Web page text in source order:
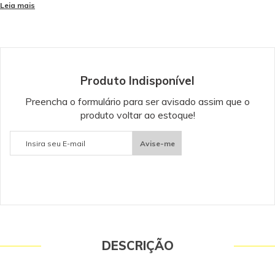
segurança do equipamento e do operador. Caso tenha dúvidas consulte-
Leia mais
Produto Indisponível
Preencha o formulário para ser avisado assim que o
produto voltar ao estoque!
Avise-me
DESCRIÇÃO